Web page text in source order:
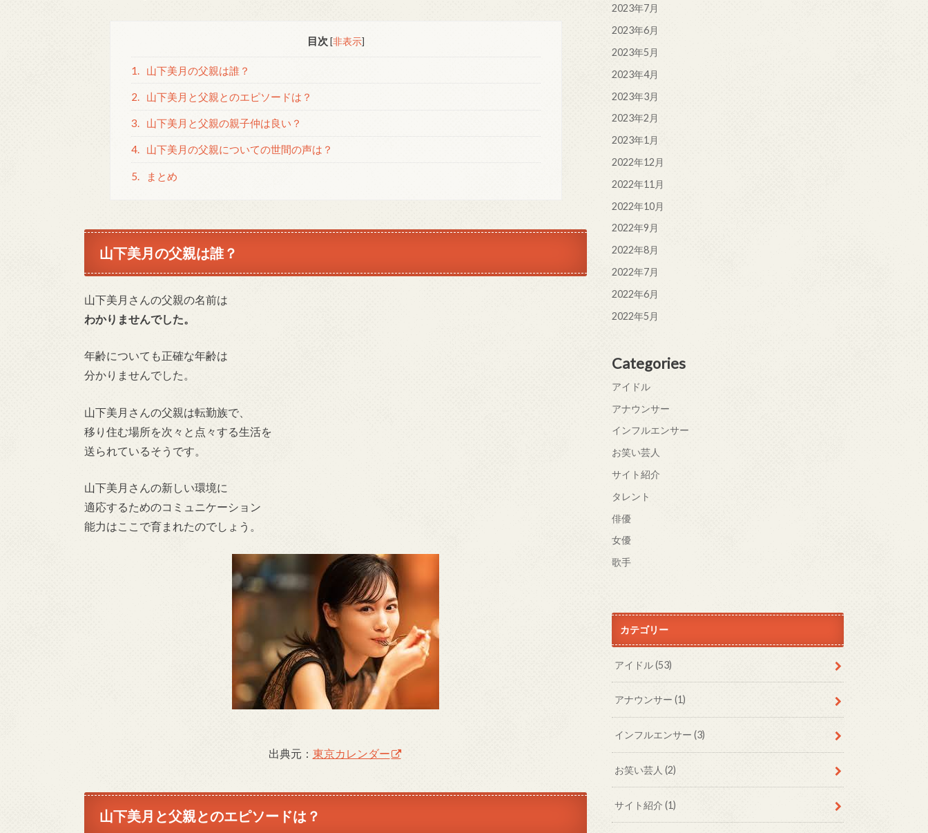
目次 [非表示]
1. 山下美月の父親は誰？
2. 山下美月と父親とのエピソードは？
3. 山下美月と父親の親子仲は良い？
4. 山下美月の父親についての世間の声は？
5. まとめ
山下美月の父親は誰？
山下美月さんの父親の名前は
わかりませんでした。
年齢についても正確な年齢は
分かりませんでした。
山下美月さんの父親は転勤族で、
移り住む場所を次々と点々する生活を
送られているそうです。
山下美月さんの新しい環境に
適応するためのコミュニケーション
能力はここで育まれたのでしょう。
出典元： 東京カレンダー
山下美月と父親とのエピソードは？
2023年7月
2023年6月
2023年5月
2023年4月
2023年3月
2023年2月
2023年1月
2022年12月
2022年11月
2022年10月
2022年9月
2022年8月
2022年7月
2022年6月
2022年5月
Categories
アイドル
アナウンサー
インフルエンサー
お笑い芸人
サイト紹介
タレント
俳優
女優
歌手
カテゴリー
アイドル(53)
アナウンサー(1)
インフルエンサー(3)
お笑い芸人(2)
サイト紹介(1)